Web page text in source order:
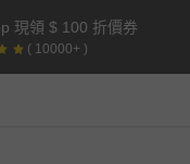
現領 $ 100 折價券
( 10000+ )